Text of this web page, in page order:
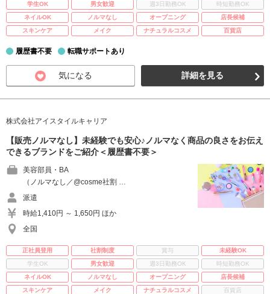
学生OK
男女歓迎 週3日勤務OK
時短勤務OK
ネイルOK
ノルマなし オープニング
店長候補
スキンケア
メイク ナチュラルコスメ 百貨店
履歴書不要 転職サポートあり
気になる 詳細を見る
株式会社アイスタイルキャリア
【販売ノルマなし】未経験でも安心♪ノルマなく商品の良さをお伝え
できるブランドをご紹介＜履歴書不要＞
美容部員・BA
（ノルマなし／@cosme社割 …
派遣
時給1,410円 ～ 1,650円 ほか
全国
正社員登用 社割制度 賞与
未経験OK
学生OK
男女歓迎 週3日勤務OK
時短勤務OK
ネイルOK
ノルマなし オープニング
店長候補
スキンケア
メイク ナチュラルコスメ 百貨店